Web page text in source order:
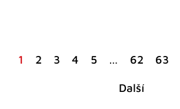
1 2 3 4 5 … 62 63
Další